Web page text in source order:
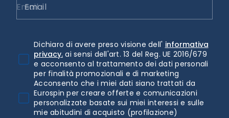
Email
Dichiaro di avere preso visione dell' informativa
privacy. ai sensi dell'art. 13 del Reg. UE 2016/679
e acconsento al trattamento dei dati personali
per finalità promozionali e di marketing
Acconsento che i miei dati siano trattati da
Eurospin per creare offerte e comunicazioni
personalizzate basate sui miei interessi e sulle
mie abitudini di acquisto (profilazione)